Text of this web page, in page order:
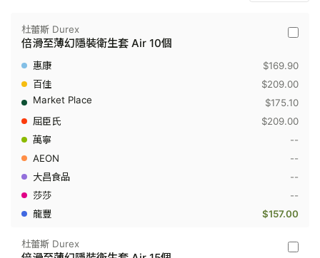
杜
斯
Durex
-
滑
至
薄
幻
裝
套
Air
10
杜蕾斯 Durex
倍滑至薄幻隱裝衛生套 Air 10個
$169.90
$209.00
$175.10
$209.00
--
--
--
--
$157.00
杜
杜蕾斯 Durex